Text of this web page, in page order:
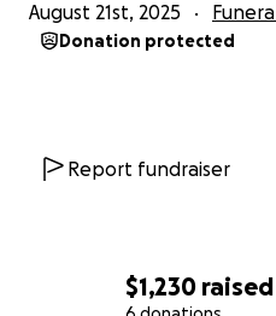
$1,230 raised
August 21st, 2025
Donation protected
Report fundraiser